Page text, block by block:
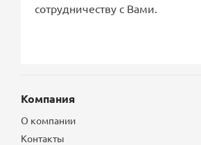
сотрудничеству с Вами.
Компания
О компании
Контакты